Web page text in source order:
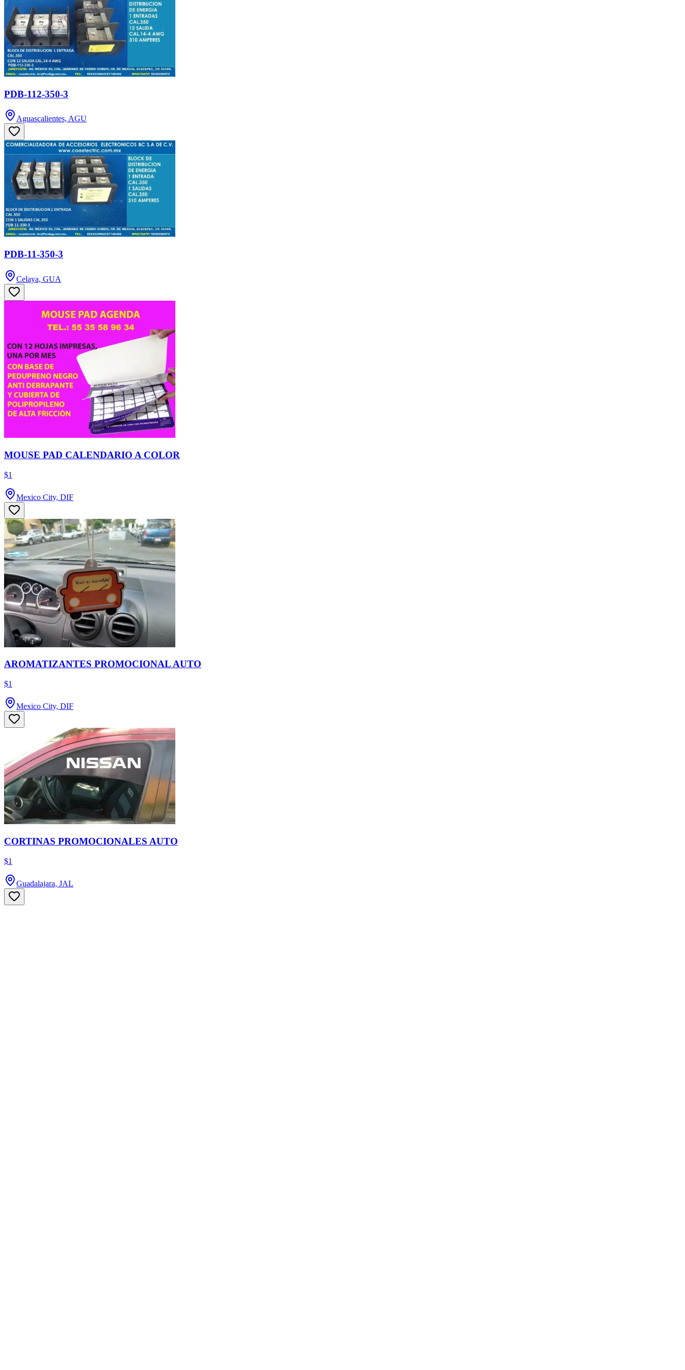
PDB-112-350-3
Aguascalientes, AGU
PDB-11-350-3
Celaya, GUA
MOUSE PAD CALENDARIO A COLOR
$1
Mexico City, DIF
AROMATIZANTES PROMOCIONAL AUTO
$1
Mexico City, DIF
CORTINAS PROMOCIONALES AUTO
$1
Guadalajara, JAL